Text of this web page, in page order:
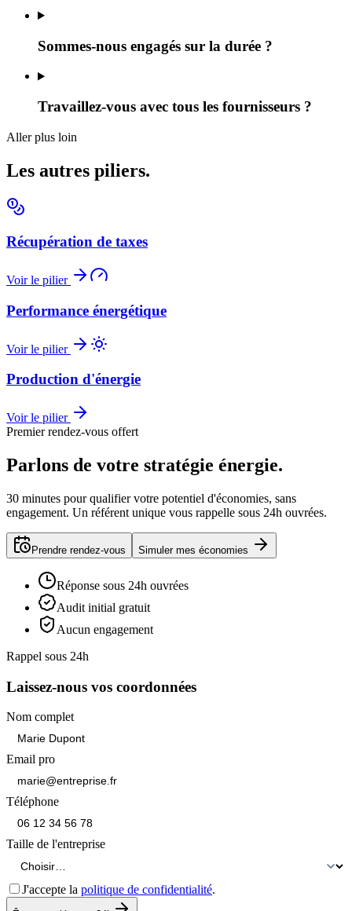
Sommes-nous engagés sur la durée ?
Travaillez-vous avec tous les fournisseurs ?
Aller plus loin
Les autres piliers.
Récupération de taxes
Voir le pilier
Performance énergétique
Voir le pilier
Production d'énergie
Voir le pilier
Premier rendez-vous offert
Parlons de votre stratégie énergie.
30 minutes pour qualifier votre potentiel d'économies, sans
engagement. Un référent unique vous rappelle sous 24h ouvrées.
Prendre rendez-vous Simuler mes économies
Réponse sous 24h ouvrées
Audit initial gratuit
Aucun engagement
Rappel sous 24h
Laissez-nous vos coordonnées
Nom complet
Email pro
Téléphone
Taille de l'entreprise
J'accepte la politique de confidentialité.